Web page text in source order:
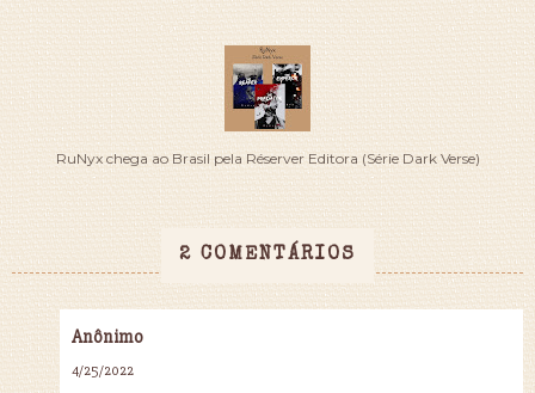
RuNyx chega ao Brasil pela Réserver Editora (Série Dark Verse)
2 COMENTÁRIOS
Anônimo
4/25/2022